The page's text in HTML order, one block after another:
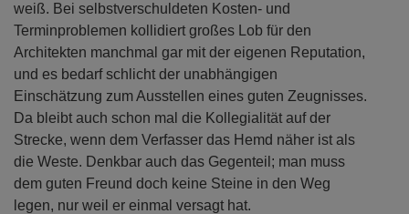
weiß. Bei selbstverschuldeten Kosten- und
Terminproblemen kollidiert großes Lob für den
Architekten manchmal gar mit der eigenen Reputation,
und es bedarf schlicht der unabhängigen
Einschätzung zum Ausstellen eines guten Zeugnisses.
Da bleibt auch schon mal die Kollegialität auf der
Strecke, wenn dem Verfasser das Hemd näher ist als
die Weste. Denkbar auch das Gegenteil; man muss
dem guten Freund doch keine Steine in den Weg
legen, nur weil er einmal versagt hat.